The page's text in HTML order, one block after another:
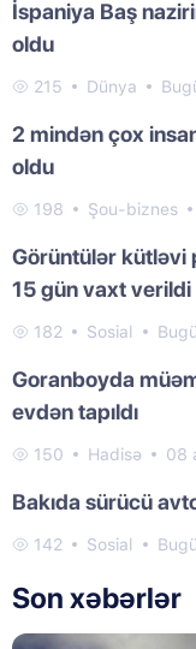
İspaniya Baş
oldu
215 Dünya
2 mindən çox
oldu
198 Şou-biznes
Görüntülər kütləvi
15 gün vaxt verildi
182 Sosial
Goranboyda
evdən tapıldı
150 Hadisə 08
Bakıda sürücü
142 Sosial
Son xəbərlər